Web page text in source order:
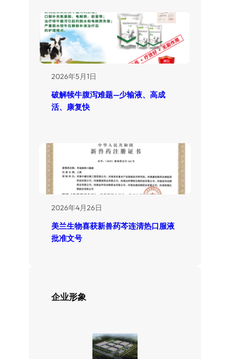
2026年5月1日
破解犊牛腹泻难题—少输液、高成
活、康复快
2026年4月26日
美兰生物喜获新兽药芩连清热口服液
批准文号
企业形象